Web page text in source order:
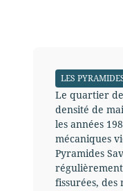
LES
Le quartier
densité de
les années
mécaniques
Pyramides
fissurées, des